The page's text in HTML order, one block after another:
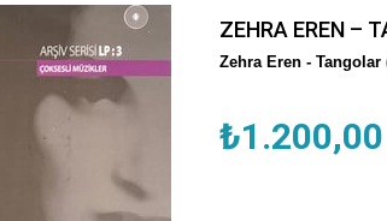
ZEHRA EREN –
Zehra Eren - Tangolar
₺1.200,00